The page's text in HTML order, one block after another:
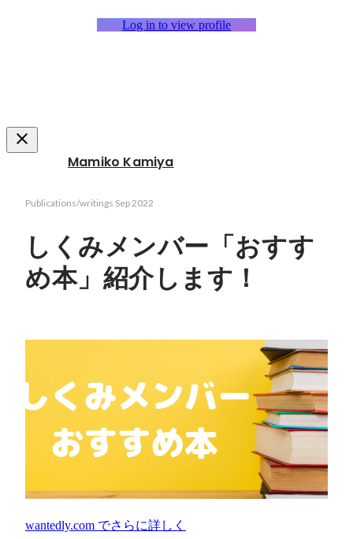
Log in to view profile
Mamiko Kamiya
Publications/writings Sep 2022
しくみメンバー「おすす
め本」紹介します！
wantedly.com でさらに詳しく